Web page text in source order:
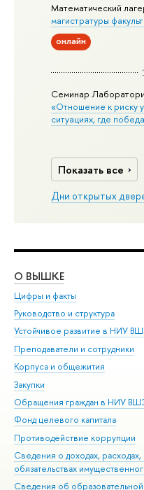
Математический
магистратуры
онлайн
Семинар
«Отношение к риску
ситуациях, где
Показать все
Дни открытых
О ВЫШКЕ
Цифры и факты
Руководство и структура
Устойчивое развитие в НИУ
Преподаватели и сотрудники
Корпуса и общежития
Закупки
Обращения граждан в НИУ
Фонд целевого капитала
Противодействие коррупции
Сведения о доходах,
обязательствах
Сведения об образовательной